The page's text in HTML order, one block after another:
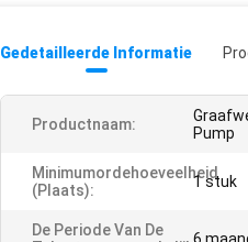
Gedetailleerde Informatie
Productnaam:
Pump
Minimumordehoeveelheid
(plaats):
1 stuk
De Periode Van De